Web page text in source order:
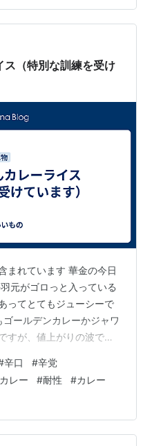
のですが、ジャワに関し
辛さがアップする印象で
ーを作っ…
ス（特別な訓練を受け
まれています 華金の今日
元がゴロっと入っている
ってとてもジューシーで
ールデンカレーかジャワ
すが、値上がりの波で数
安いルーの辛口を食べて
ったんです。 リンク 味そ
、私がカレーを食べると
す。美味しいよりも辛い
がいも（cf.さつまいも、
辛口 #辛党
レー #耐性 #カレー